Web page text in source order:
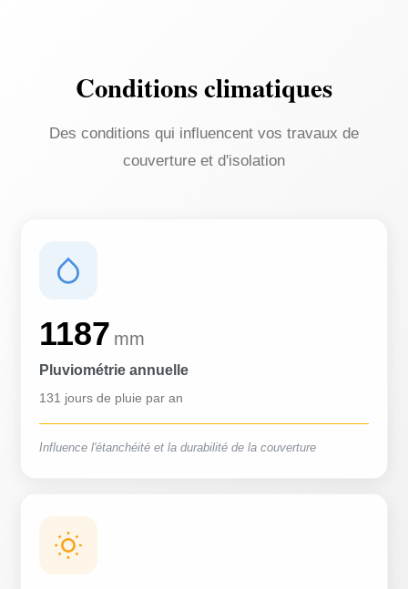
Conditions climatiques
Des conditions qui influencent vos travaux de
couverture et d'isolation
1187 mm
Pluviométrie annuelle
131 jours de pluie par an
Influence l'étanchéité et la durabilité de la couverture